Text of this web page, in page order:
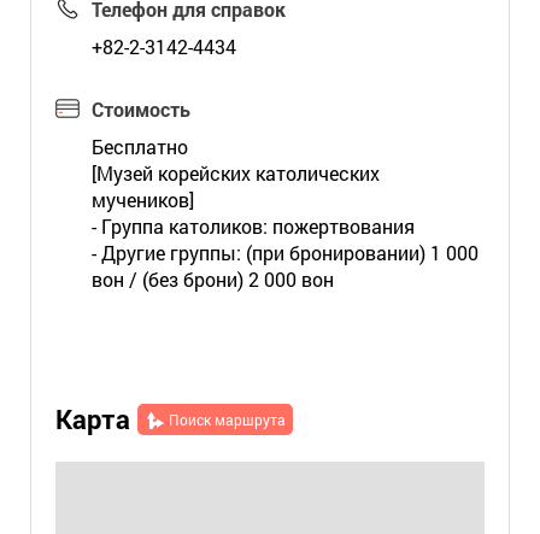
Телефон для справок
+82-2-3142-4434
Стоимость
Бесплатно
[Музей корейских католических
мучеников]
- Группа католиков: пожертвования
- Другие группы: (при бронировании) 1 000
вон / (без брони) 2 000 вон
Карта Поиск маршрута